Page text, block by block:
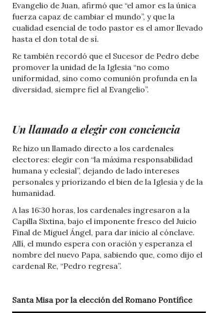
Evangelio de Juan, afirmó que “el amor es la única
fuerza capaz de cambiar el mundo”, y que la
cualidad esencial de todo pastor es el amor llevado
hasta el don total de sí.
Re también recordó que el Sucesor de Pedro debe
promover la unidad de la Iglesia “no como
uniformidad, sino como comunión profunda en la
diversidad, siempre fiel al Evangelio”.
Un llamado a elegir con conciencia
Re hizo un llamado directo a los cardenales
electores: elegir con “la máxima responsabilidad
humana y eclesial”, dejando de lado intereses
personales y priorizando el bien de la Iglesia y de la
humanidad.
A las 16:30 horas, los cardenales ingresaron a la
Capilla Sixtina, bajo el imponente fresco del Juicio
Final de Miguel Ángel, para dar inicio al cónclave.
Allí, el mundo espera con oración y esperanza el
nombre del nuevo Papa, sabiendo que, como dijo el
cardenal Re, “Pedro regresa”.
Santa Misa por la elección del Romano Pontífice